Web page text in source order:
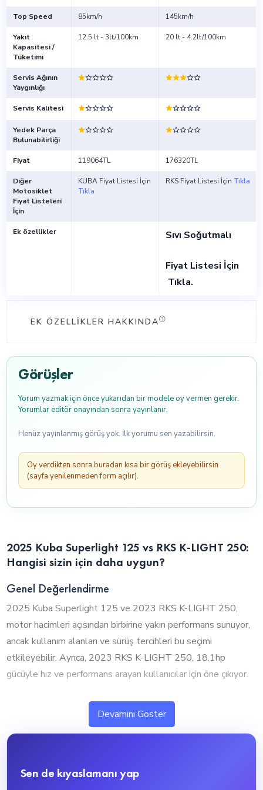
Top Speed 85km/h 145km/h
Yakıt
Kapasitesi /
Tüketimi
12.5 lt - 3lt/100km 20 lt - 4.2lt/100km
Servis Ağının
Yaygınlığı
Servis Kalitesi
Yedek Parça
Bulunabilirliği
Fiyat 119064TL 176320TL
Diğer
Motosiklet
Fiyat Listeleri
İçin
KUBA Fiyat Listesi İçin
Tıkla
RKS Fiyat Listesi İçin Tıkla
Ek özellikler Sıvı Soğutmalı
Fiyat Listesi İçin
Tıkla.
EK ÖZELLIKLER HAKKINDA
Görüşler
Yorum yazmak için önce yukarıdan bir modele oy vermen gerekir.
Yorumlar editör onayından sonra yayınlanır.
Henüz yayınlanmış görüş yok. İlk yorumu sen yazabilirsin.
Oy verdikten sonra buradan kısa bir görüş ekleyebilirsin
(sayfa yenilenmeden form açılır).
2025 Kuba Superlight 125 vs RKS K-LIGHT 250:
Hangisi sizin için daha uygun?
Genel Değerlendirme
2025 Kuba Superlight 125 ve 2023 RKS K-LIGHT 250,
motor hacimleri açısından birbirine yakın performans sunuyor,
ancak kullanım alanları ve sürüş tercihleri bu seçimi
etkileyebilir. Ayrıca, 2023 RKS K-LIGHT 250, 18.1hp
gücüyle hız ve performans arayan kullanıcılar için öne çıkıyor.
1. Silindir Hacmi ve Performans
2025 Kuba Superlight 125 ve 2023 RKS K-LIGHT 250,
motor hacimleri açısından birbirine yakın seviyelerde
güçlü bir performans sunarken, 2025 Kuba Superlight 125
Devamını Göster
Sen de kıyaslamanı yap